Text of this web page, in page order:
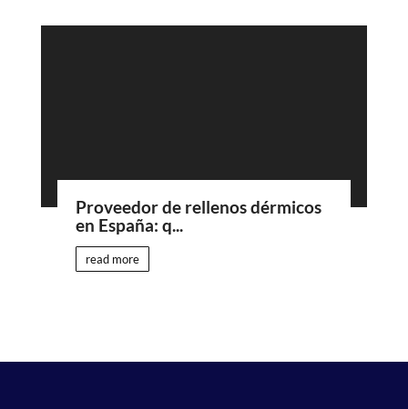
Proveedor de rellenos dérmicos
en España: q...
read more